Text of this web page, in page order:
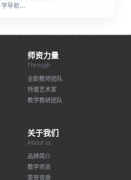
导航...
师资力量
Through
全职教师团队
特邀艺术家
教学教研团队
关于我们
About us
品牌简介
教学师资
荣誉资质